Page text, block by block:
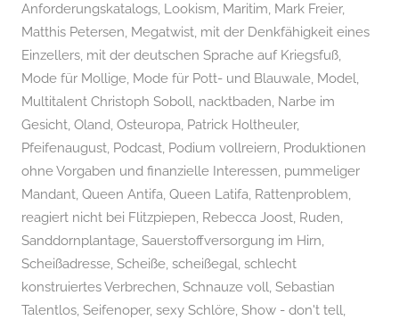
Anforderungskatalogs, Lookism, Maritim, Mark Freier,
Matthis Petersen, Megatwist, mit der Denkfähigkeit eines
Einzellers, mit der deutschen Sprache auf Kriegsfuß,
Mode für Mollige, Mode für Pott- und Blauwale, Model,
Multitalent Christoph Soboll, nacktbaden, Narbe im
Gesicht, Oland, Osteuropa, Patrick Holtheuler,
Pfeifenaugust, Podcast, Podium vollreiern, Produktionen
ohne Vorgaben und finanzielle Interessen, pummeliger
Mandant, Queen Antifa, Queen Latifa, Rattenproblem,
reagiert nicht bei Flitzpiepen, Rebecca Joost, Ruden,
Sanddornplantage, Sauerstoffversorgung im Hirn,
Scheißadresse, Scheiße, scheißegal, schlecht
konstruiertes Verbrechen, Schnauze voll, Sebastian
Talentlos, Seifenoper, sexy Schlöre, Show - don't tell,